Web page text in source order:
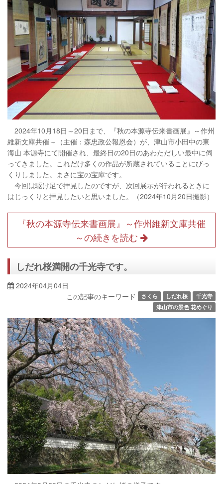
2024年10月18日～20日まで、『秋の本源寺伝来書画展』～作州
維新文庫共催～（主催：森忠政公報恩会）が、津山市小田中の東
海山 本源寺にて開催され、最終日の20日のあわただしい最中に伺
ってきました。これだけ多くの作品が所蔵されていることにびっ
くりしました。まさに宝の宝庫です。
今回は駆け足で拝見したのですが、次回展示が行われるときに
はじっくりと拝見したいと思いました。（2024年10月20日撮影）
『秋の本源寺伝来書画展』～作州維新文庫共催
～の続きを読む
しだれ桜満開の千光寺です。
2024年04月04日
この記事のキーワード
さくら しだれ桜
千光寺
津山市の景色 花めぐり